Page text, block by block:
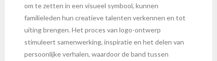
om te zetten in een visueel symbool, kunnen
familieleden hun creatieve talenten verkennen en tot
uiting brengen. Het proces van logo-ontwerp
stimuleert samenwerking, inspiratie en het delen van
persoonlijke verhalen, waardoor de band tussen